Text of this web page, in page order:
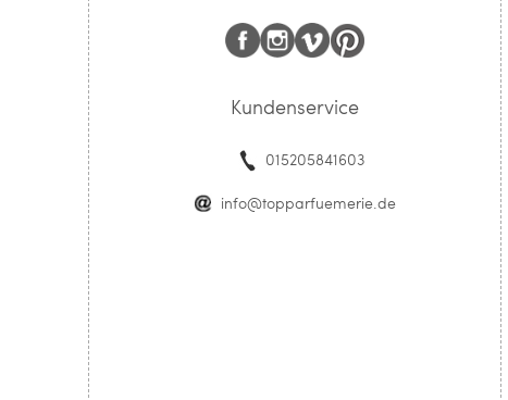
Kundenservice
015205841603
info@topparfuemerie.de